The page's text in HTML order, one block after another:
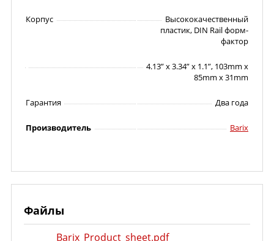
Корпус
Высококачественный
пластик, DIN Rail форм-
фактор
4.13” x 3.34” x 1.1”, 103mm x
85mm x 31mm
Гарантия Два года
Производитель Barix
Файлы
Barix_Product_sheet.pdf